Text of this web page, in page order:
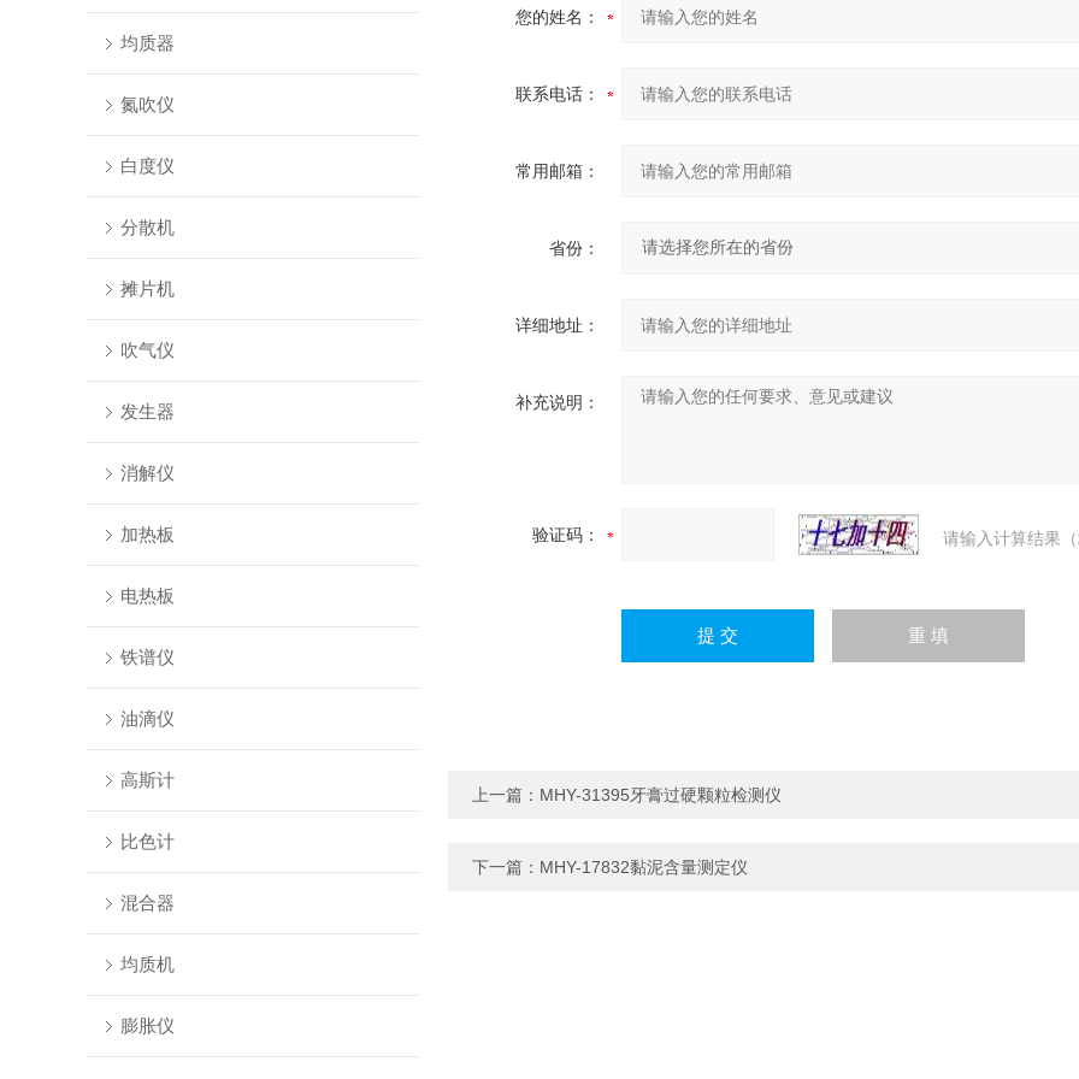
均质器
氮吹仪
白度仪
分散机
摊片机
吹气仪
发生器
消解仪
加热板
电热板
铁谱仪
油滴仪
高斯计
比色计
混合器
均质机
膨胀仪
您的姓名：
联系电话：
常用邮箱：
省份：
详细地址：
补充说明：
验证码： 请输入计算结果
上一篇： MHY-31395牙膏过硬颗粒检测仪
下一篇： MHY-17832黏泥含量测定仪